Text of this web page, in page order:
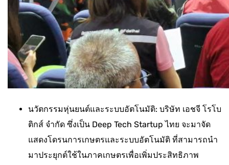
นวัตกรรมหุ่นยนต์และระบบอัตโนมัติ: บริษัท เอชจี โรโบ
ติกส์ จำกัด ซึ่งเป็น Deep Tech Startup ไทย จะมาจัด
แสดงโดรนการเกษตรและระบบอัตโนมัติ ที่สามารถนำ
มาประยุกต์ใช้ในภาคเกษตรเพื่อเพิ่มประสิทธิภาพ